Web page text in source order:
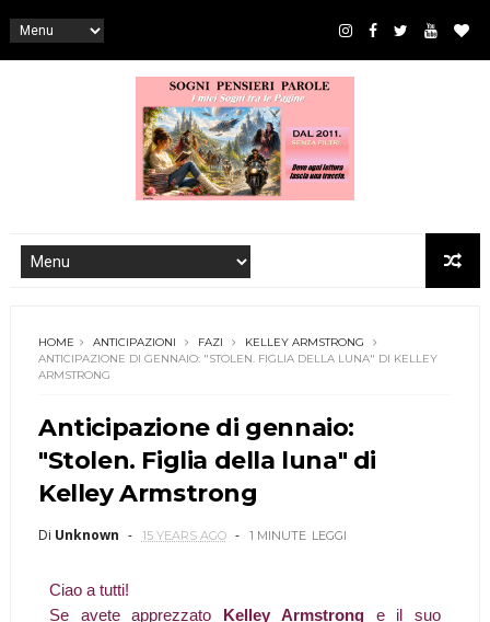
HOME ANTICIPAZIONI FAZI
KELLEY ARMSTRONG
ANTICIPAZIONE DI GENNAIO: "STOLEN. FIGLIA DELLA LUNA" DI KELLEY
ARMSTRONG
Anticipazione di gennaio:
"Stolen. Figlia della luna" di
Kelley Armstrong
Di Unknown 15 YEARS AGO 1 MINUTE LEGGI
Ciao a tutti!
Se avete apprezzato Kelley Armstronge il suo